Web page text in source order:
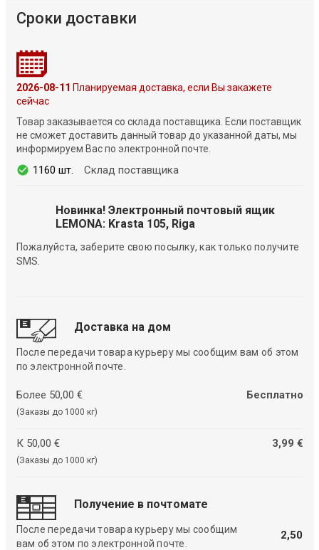
Сроки доставки
2026-08-11 Планируемая доставка, если Вы закажете
сейчас
Товар заказывается со склада поставщика. Если поставщик
не сможет доставить данный товар до указанной даты, мы
информируем Вас по электронной почте.
1160 шт. Склад поставщика
Новинка! Электронный почтовый ящик
LEMONA: Krasta 105, Riga
Пожалуйста, заберите свою посылку, как только получите
SMS.
Доставка на дом
После передачи товара курьеру мы сообщим вам об этом
по электронной почте.
Более 50,00 €
(Заказы до 1000 кг)
Бесплатно
К 50,00 €
(Заказы до 1000 кг)
3,99 €
Получение в почтомате
После передачи товара курьеру мы сообщим
вам об этом по электронной почте.
2,50